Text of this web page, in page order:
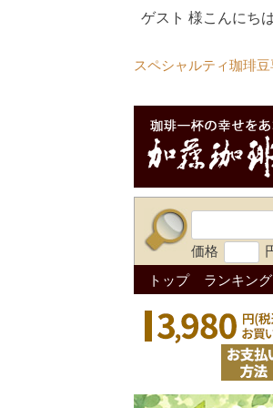
ゲスト 様こんにち
スペシャルティ珈琲
価格
トップ ランキング